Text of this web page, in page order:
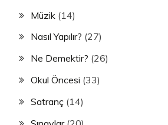
Müzik (14)
Nasıl Yapılır? (27)
Ne Demektir? (26)
Okul Öncesi (33)
Satranç (14)